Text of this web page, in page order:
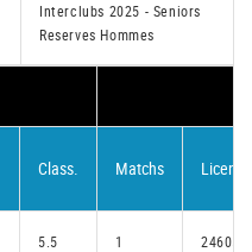
Interclubs 2025 - Seniors
Reserves Hommes
Class. Matchs Licence
5.5 1 24605